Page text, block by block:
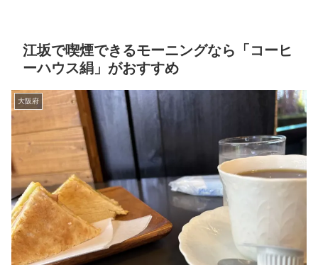
江坂で喫煙できるモーニングなら「コーヒ
ーハウス絹」がおすすめ
大阪府